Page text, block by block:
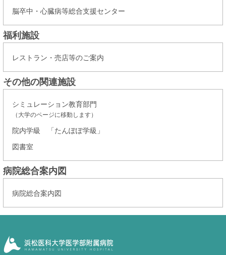
脳卒中・心臓病等総合支援センター
福利施設
レストラン・売店等のご案内
その他の関連施設
シミュレーション教育部門
（大学のページに移動します）
院内学級 「たんぽぽ学級」
図書室
病院総合案内図
病院総合案内図